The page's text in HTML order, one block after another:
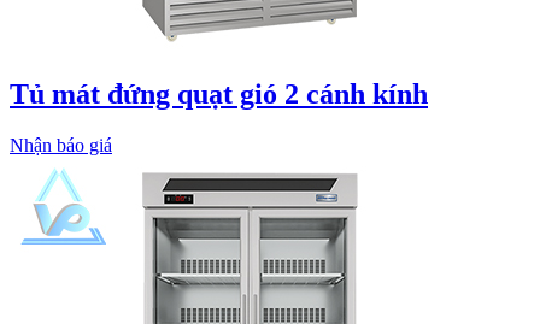
Tủ mát đứng quạt gió 2 cánh kính
Nhận báo giá